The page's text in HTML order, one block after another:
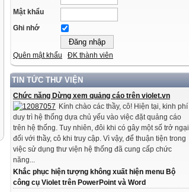
Mật khẩu
Ghi nhớ
Quên mật khẩu ĐK thành viên
TIN TỨC THƯ VIỆN
Chức năng Dừng xem quảng cáo trên violet.vn
Kính chào các thầy, cô! Hiện tại, kinh phí
duy trì hệ thống dựa chủ yếu vào việc đặt quảng cáo
trên hệ thống. Tuy nhiên, đôi khi có gây một số trở ngại
đối với thầy, cô khi truy cập. Vì vậy, để thuận tiện trong
việc sử dụng thư viện hệ thống đã cung cấp chức
năng...
Khắc phục hiện tượng không xuất hiện menu Bộ
công cụ Violet trên PowerPoint và Word